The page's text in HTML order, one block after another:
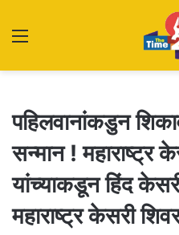
पहिलवानांकडुन
सन्मान ! महाराष्ट्र
यांच्याकडून हिंद
महाराष्ट्र केसरी